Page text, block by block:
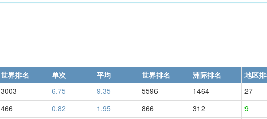
世界排名 单次 平均 世界排名 洲际排名 地区
3003 6.75 9.35 5596 1464 27
466 0.82 1.95 866 312 9